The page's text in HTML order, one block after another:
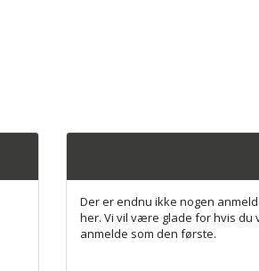
Der er endnu ikke nogen
her. Vi vil være glade for hvis du
anmelde som den første.